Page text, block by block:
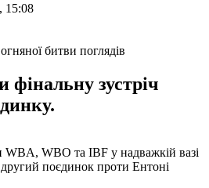
15:08
фінальну зустріч
WBA, WBO та IBF у надважкій вазі
поєдинок проти Ентоні